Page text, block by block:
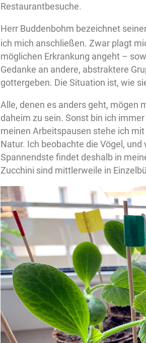
Restaurantbesuche.
Herr Buddenbohm bezeichnet
ich mich anschließen. Zwar plagt
möglichen Erkrankung angeht –
Gedanke an andere, abstraktere
gottergeben. Die Situation ist, wie
Alle, denen es anders geht, mögen
daheim zu sein. Sonst bin ich
meinen Arbeitspausen stehe ich
Natur. Ich beobachte die Vögel,
Spannendste findet deshalb in
Zucchini sind mittlerweile in